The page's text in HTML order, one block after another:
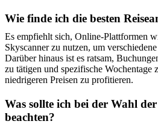
Wie finde ich die besten
Es empfiehlt sich, Online-Plattformen
Skyscanner zu nutzen, um
Darüber hinaus ist es ratsam,
zu tätigen und spezifische Wochentage
niedrigeren Preisen zu profitieren.
Was sollte ich bei der Wahl
beachten?